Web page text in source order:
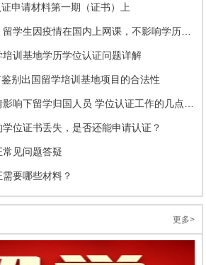
申请材料第一期（证书）上
训基地学历学位认证问题详解
别出国留学培训基地项目的合法性
位证书丢失，是否还能申请认证？
见问题答疑
要哪些材料？
更多>